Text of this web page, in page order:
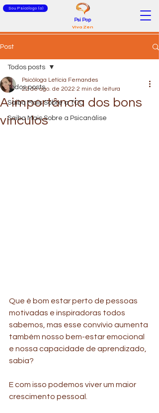
Sou Psicólogo (a)
Psi Pop
Viva Zen
Post
Todos posts
Saiba Mais Sobre a TCC
Saiba Mais Sobre a Psicanálise
Todos posts
A importância dos bons
vínculos
Psicóloga Letícia Fernandes
22 de ago. de 2022 2 min de leitura
Que é bom estar perto de pessoas
motivadas e inspiradoras todos
sabemos, mas esse convívio aumenta
também nosso bem-estar emocional
e nossa capacidade de aprendizado,
sabia?
E com isso podemos viver um maior
crescimento pessoal.